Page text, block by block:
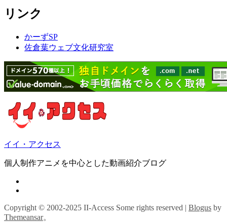
リンク
かーずSP
佐倉葉ウェブ文化研究室
イイ・アクセス
個人制作アニメを中心とした動画紹介ブログ
Copyright © 2002-2025 II-Access Some rights reserved | Blogus by
Themeansar。